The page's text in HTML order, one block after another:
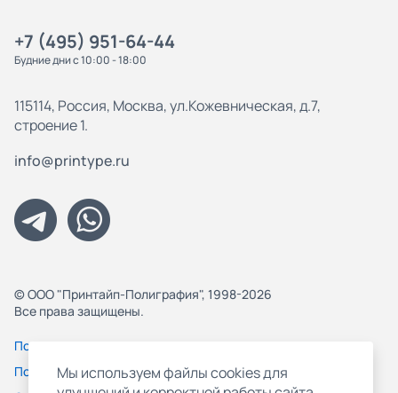
+7 (495) 951-64-44
Будние дни с 10:00 - 18:00
115114, Россия, Москва, ул.Кожевническая, д.7,
строение 1.
info@printype.ru
© ООО "Принтайп-Полиграфия", 1998-2026
Все права защищены.
Политика конфиденциальности
Пользовательское соглашение
Мы используем файлы cookies для